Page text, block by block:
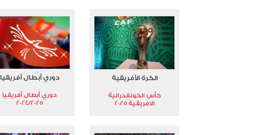
الكرة الأفريقية
كأس الكونفدرالية
الافريقية 2025
دوري أبطال أفريقيا
دوري أبطال أفريقيا
2024/2025